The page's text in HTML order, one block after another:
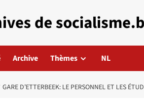
de
Archive Thèmes NL
GARE D’ETTERBEEK: LE PERSONNEL ET LES